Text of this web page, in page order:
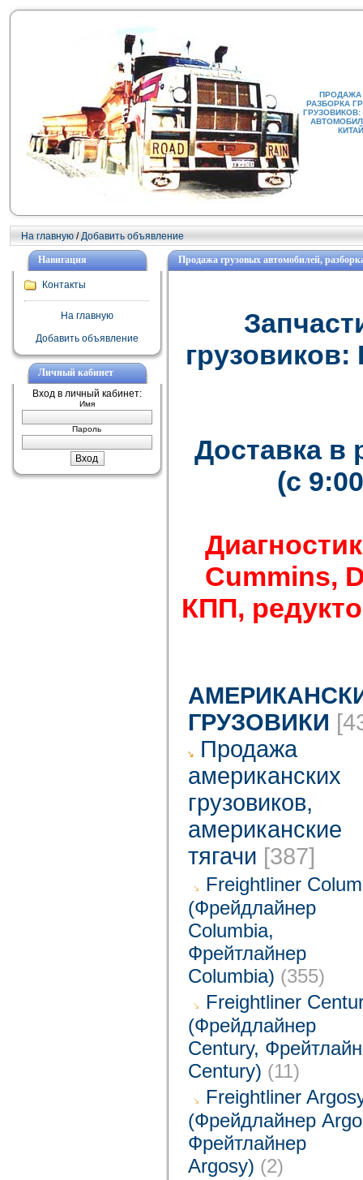
ПРОДАЖА
РАЗБОРКА
На главную /Добавить объявление
Навигация
Контакты
На главную
Добавить объявление
Личный кабинет
Вход в личный кабинет:
Имя
Пароль
Продажа грузовых автомобилей,
Доставка в
(с
Cummins,
КПП,
ГРУЗОВИКИ
Продажа
американских
грузовиков,
американские
тягачи [387]
Freightliner
(Фрейдлайнер
Columbia,
Фрейтлайнер
Columbia) (355)
Freightliner
(Фрейдлайнер
Century,
Century) (11)
Freightliner
(Фрейдлайнер
Фрейтлайнер
Argosy) (2)